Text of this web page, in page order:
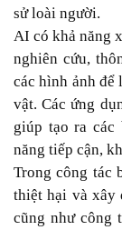
sử loài người.
AI có khả năng
nghiên cứu,
các hình ảnh để
vật. Các ứng
giúp tạo ra các
năng tiếp cận,
Trong công tác
thiệt hại và xây
cũng như công